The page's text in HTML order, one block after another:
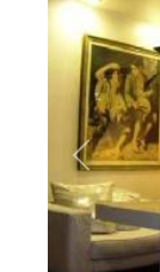
Zurück